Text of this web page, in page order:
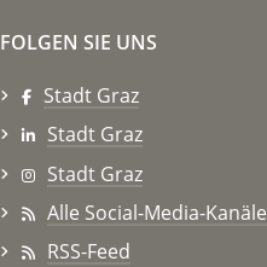
FOLGEN SIE UNS
Stadt Graz
Stadt Graz
Stadt Graz
Alle Social-Media-Kanäle
RSS-Feed